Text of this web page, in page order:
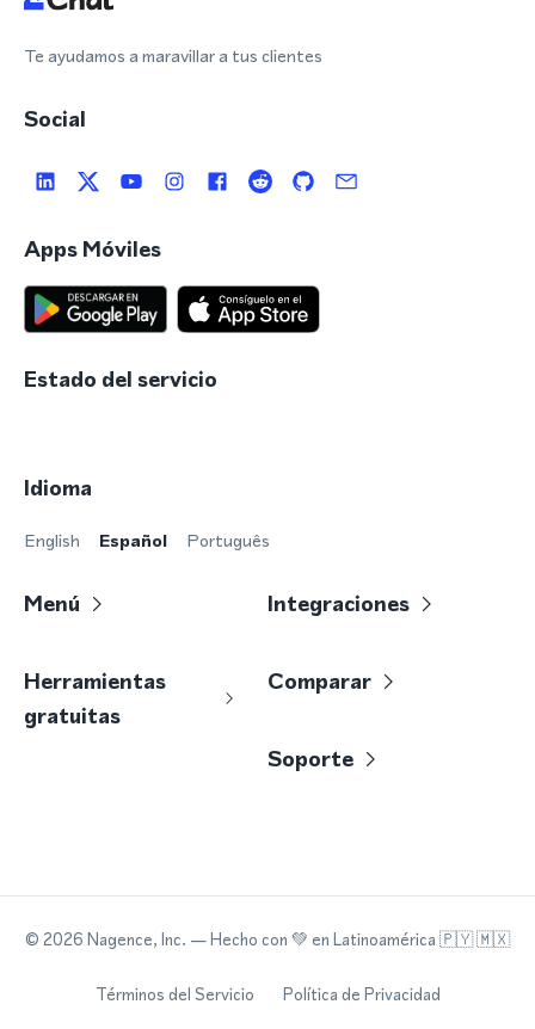
Te ayudamos a maravillar a tus clientes
Social
Apps Móviles
Estado del servicio
Idioma
English Español Português
Menú Integraciones
Herramientas
gratuitas
Comparar
Soporte
© 2026 Nagence, Inc. — Hecho con 💚 en Latinoamérica 🇵🇾 🇲🇽
Términos del Servicio Política de Privacidad